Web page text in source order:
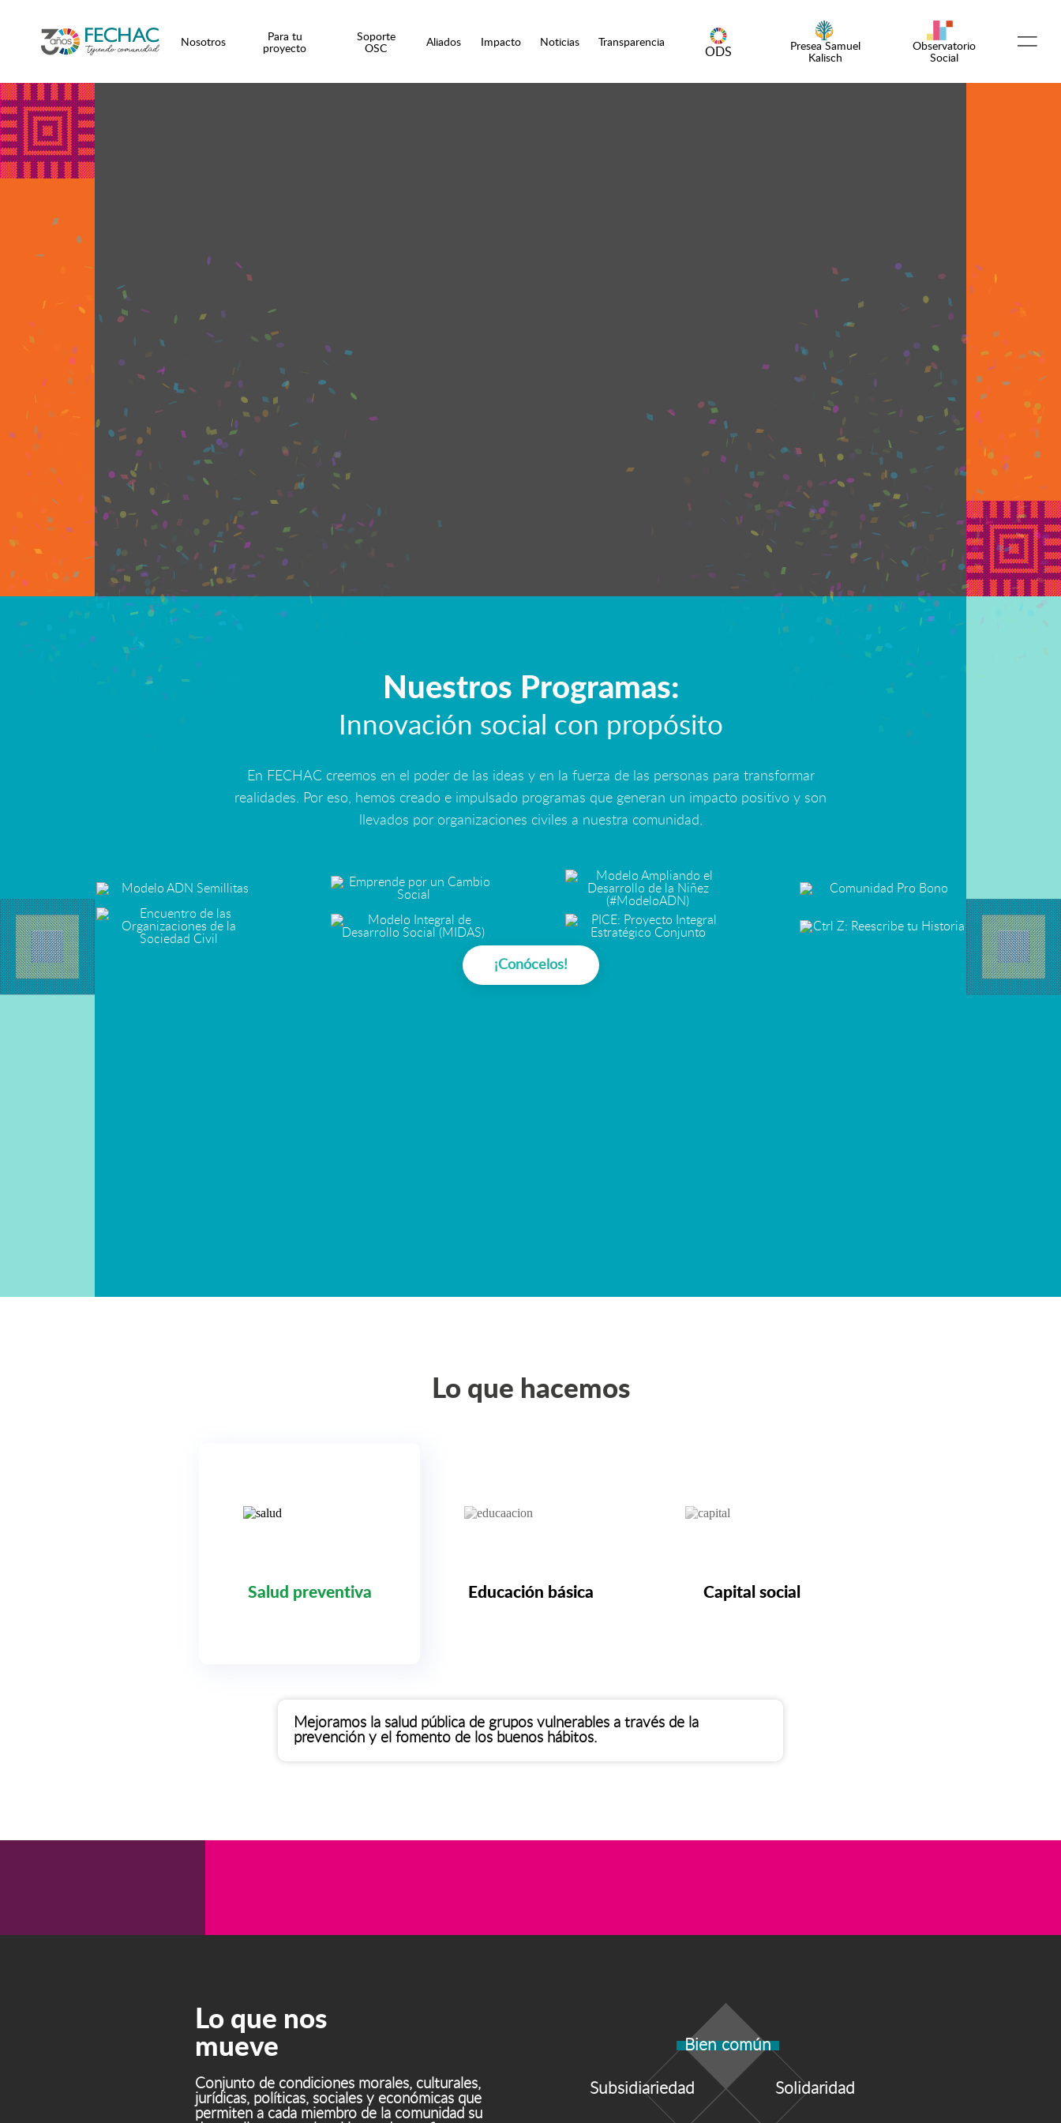
Nosotros
Para tu
proyecto
Soporte
OSC
Aliados Impacto Noticias Transparencia
ODS
Presea Samuel
Kalisch
Observatorio
Social
chihuahuenses formando comunidad.
Nuestros Programas:
Innovación social con propósito
En FECHAC creemos en el poder de las ideas y en la fuerza de las personas para transformar
realidades. Por eso, hemos creado e impulsado programas que generan un impacto positivo y son
llevados por organizaciones civiles a nuestra comunidad.
¡Conócelos!
Lo que hacemos
Salud preventiva Educación básica Capital social
Mejoramos la salud pública de grupos vulnerables a través de la
prevención y el fomento de los buenos hábitos.
Lo que nos
mueve
Conjunto de condiciones morales, culturales,
jurídicas, políticas, sociales y económicas que
permiten a cada miembro de la comunidad su
Bien común
Solidaridad
Subsidiariedad